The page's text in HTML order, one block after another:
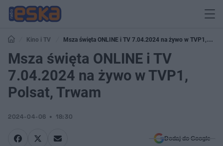
Kino i TV
Msza święta ONLINE i TV 7.04.2024 na żywo w TVP1,
Polsat, Trwam
Msza święta ONLINE i TV
7.04.2024 na żywo w TVP1,
Polsat, Trwam
2024-04-06 18:30
Dodaj do Google